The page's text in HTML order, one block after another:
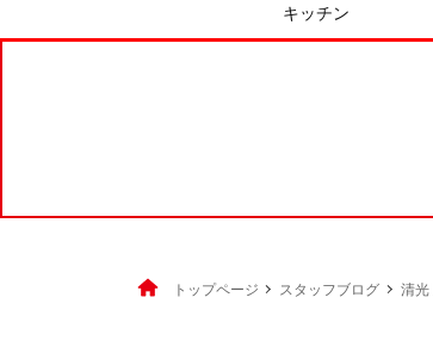
キッチン
トップページ スタッフブログ 清光